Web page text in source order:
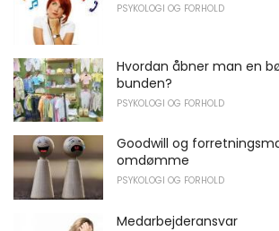
PSYKOLOGI OG FORHOLD
Hvordan åbner man en
bunden?
PSYKOLOGI OG FORHOLD
Goodwill og
omdømme
PSYKOLOGI OG FORHOLD
Medarbejderansvar